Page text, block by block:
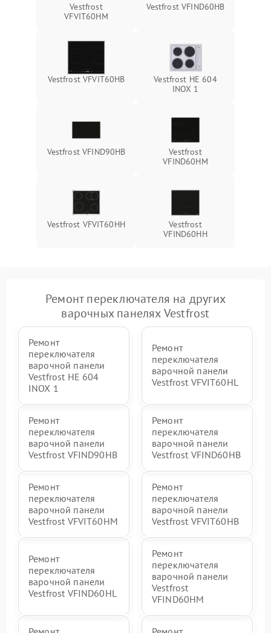
Vestfrost
VFVIT60HM
Vestfrost VFIND60HB
Vestfrost VFVIT60HB
Vestfrost HE 604
INOX 1
Vestfrost VFIND90HB
Vestfrost
VFIND60HM
Vestfrost VFVIT60HH
Vestfrost
VFIND60HH
Ремонт переключателя на других
варочных панелях Vestfrost
Ремонт
переключателя
варочной панели
Vestfrost HE 604
INOX 1
Ремонт
переключателя
варочной панели
Vestfrost VFVIT60HL
Ремонт
переключателя
варочной панели
Vestfrost VFIND90HB
Ремонт
переключателя
варочной панели
Vestfrost VFIND60HB
Ремонт
переключателя
варочной панели
Vestfrost VFVIT60HM
Ремонт
переключателя
варочной панели
Vestfrost VFVIT60HB
Ремонт
переключателя
варочной панели
Vestfrost VFIND60HL
Ремонт
переключателя
варочной панели
Vestfrost
VFIND60HM